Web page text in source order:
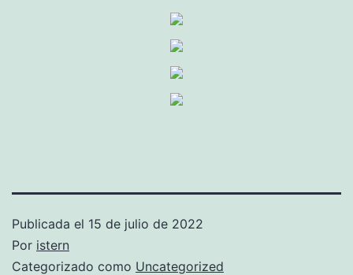
Publicada el 15 de julio de 2022
Por istern
Categorizado como Uncategorized